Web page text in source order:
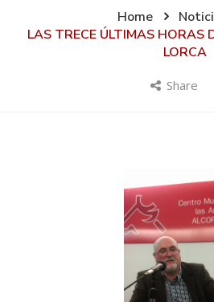
Home
LAS TRECE ÚLTIMAS HORAS
LORCA
Share